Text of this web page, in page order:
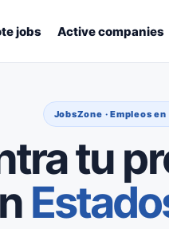
jobs Active companies
JobsZone · Empleos
tu